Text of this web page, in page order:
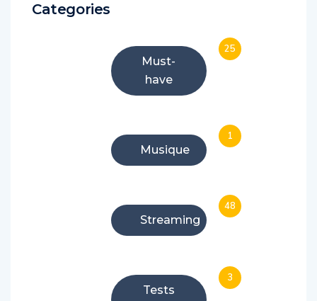
Categories
Must-
have
25
Musique
1
Streaming
48
Tests
3